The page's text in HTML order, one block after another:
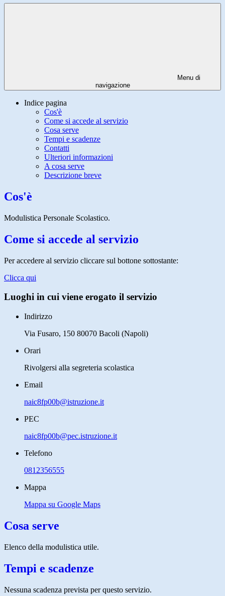
Menu di
navigazione
Indice pagina
Cos'è
Come si accede al servizio
Cosa serve
Tempi e scadenze
Contatti
Ulteriori informazioni
A cosa serve
Descrizione breve
Cos'è
Modulistica Personale Scolastico.
Come si accede al servizio
Per accedere al servizio cliccare sul bottone sottostante:
Clicca qui
Luoghi in cui viene erogato il servizio
Indirizzo
Via Fusaro, 150 80070 Bacoli (Napoli)
Orari
Rivolgersi alla segreteria scolastica
Email
naic8fp00b@istruzione.it
PEC
naic8fp00b@pec.istruzione.it
Telefono
0812356555
Mappa
Mappa su Google Maps
Cosa serve
Elenco della modulistica utile.
Tempi e scadenze
Nessuna scadenza prevista per questo servizio.